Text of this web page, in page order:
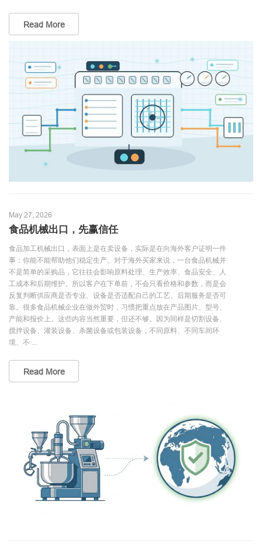
Read More
May 27, 2026
食品机械出口，先赢信任
食品加工机械出口，表面上是在卖设备，实际是在向海外客户证明一件
事：你能不能帮助他们稳定生产。对于海外买家来说，一台食品机械并
不是简单的采购品，它往往会影响原料处理、生产效率、食品安全、人
工成本和后期维护。所以客户在下单前，不会只看价格和参数，而是会
反复判断供应商是否专业、设备是否适配自己的工艺、后期服务是否可
靠。很多食品机械企业在做外贸时，习惯把重点放在产品图片、型号、
产能和报价上。这些内容当然重要，但还不够。因为同样是切割设备、
搅拌设备、灌装设备、杀菌设备或包装设备，不同原料、不同车间环
境、不 ...
Read More